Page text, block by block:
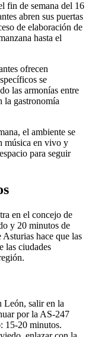
fin de semana del 16
abren sus puertas
de elaboración de
hasta el
ofrecen
se
las armonías entre
la gastronomía
el ambiente se
música en vivo y
para seguir
en el concejo de
y 20 minutos de
hace que las
las ciudades
León, salir en la
por la AS-247
15-20 minutos.